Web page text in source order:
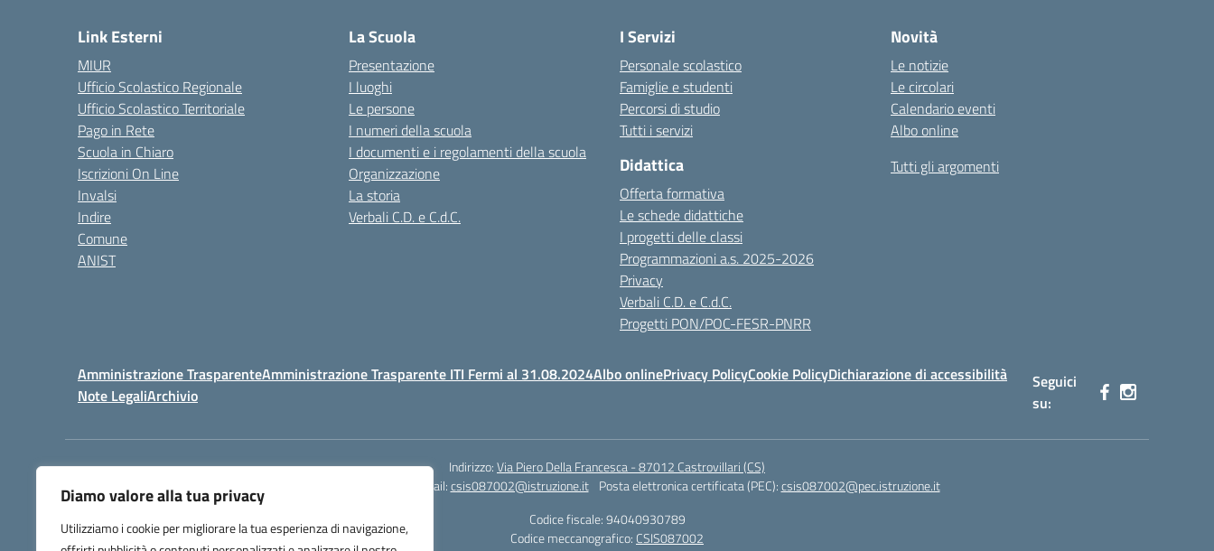
Diamo valore alla tua privacy
Utilizziamo i cookie per migliorare la tua esperienza di navigazione,
Link Esterni
MIUR
Ufficio Scolastico Regionale
Ufficio Scolastico Territoriale
Pago in Rete
Scuola in Chiaro
Iscrizioni On Line
Invalsi
Indire
Comune
ANIST
La Scuola
Presentazione
I luoghi
Le persone
I numeri della scuola
I documenti e i regolamenti della scuola
Organizzazione
La storia
Verbali C.D. e C.d.C.
I Servizi
Personale scolastico
Famiglie e studenti
Percorsi di studio
Tutti i servizi
Didattica
Offerta formativa
Le schede didattiche
I progetti delle classi
Programmazioni a.s. 2025-2026
Privacy
Verbali C.D. e C.d.C.
Progetti PON/POC-FESR-PNRR
Novità
Le notizie
Le circolari
Calendario eventi
Albo online
Tutti gli argomenti
Amministrazione TrasparenteAmministrazione Trasparente ITI Fermi al 31.08.2024Albo onlinePrivacy PolicyCookie PolicyDichiarazione di accessibilità
Note LegaliArchivio
Seguici
su:
Indirizzo:Via Piero Della Francesca - 87012 Castrovillari (CS)
Email:csis087002@istruzione.it Posta elettronica certificata (PEC):csis087002@pec.istruzione.it
Codice fiscale: 94040930789
Codice meccanografico: CSIS087002